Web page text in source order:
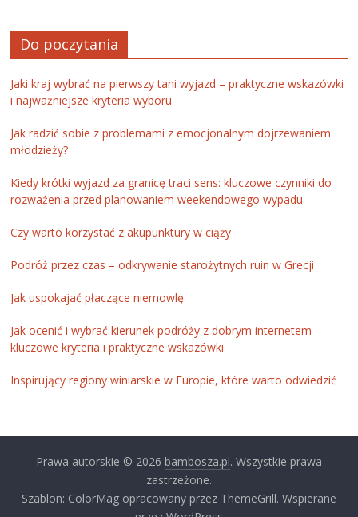
Do poczytania
Jaki kraj wybrać na pierwszy tani wyjazd – praktyczne wskazówki
i najważniejsze kryteria wyboru
Jak radzić sobie z problemami z emocjonalnym dojrzewaniem
młodzieży?
Kiedy krótki wyjazd za granicę traci sens: kluczowe czynniki do
rozważenia przed planowaniem weekendowego wypadu
Czy warto korzystać z akupunktury w ciąży
Podróż przez czas – odkrywanie starożytnych ruin w Grecji
Jak uspokajać płaczące niemowlę
Jak ocenić i wybrać kierunek podróży z dobrym internetem —
kluczowe kryteria i praktyczne wskazówki
Inspirujący regiony winiarskie w Europie, które warto odwiedzić
Prawa autorskie © 2026 bambosza.pl. Wszystkie prawa
zastrzeżone.
Szablon: ColorMag opracowany przez ThemeGrill. Wspierane